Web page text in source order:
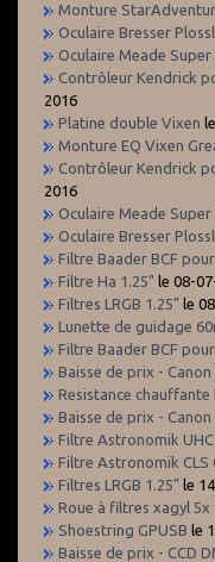
Monture
Oculaire Bresser
Oculaire Meade
Contrôleur Kendrick
2016
Platine double Vixen
Monture EQ Vixen
Contrôleur Kendrick
2016
Oculaire Meade
Oculaire Bresser
Filtre Baader BCF
Filtre Ha 1.25" le 08-
Filtres LRGB 1.25" le
Lunette de guidage
Filtre Baader BCF
Baisse de prix - Canon
Resistance
Baisse de prix -
Filtre Astronomik UHC
Filtre Astronomik CLS
Filtres LRGB 1.25" le
Roue à filtres xagyl 5x
Shoestring GPUSB le
Baisse de prix - CCD